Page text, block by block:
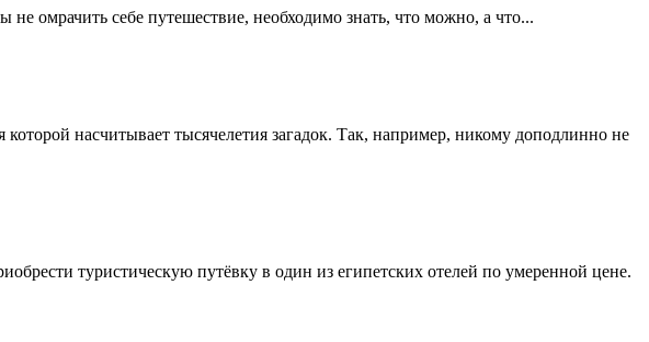
омрачить себе путешествие, необходимо знать, что можно, а что...
насчитывает тысячелетия загадок. Так, например, никому доподлинно не
туристическую путёвку в один из египетских отелей по умеренной цене.